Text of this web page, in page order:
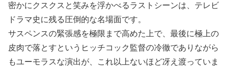
密かにクスクスと笑みを浮かべるラストシーンは、テレビ
ドラマ史に残る圧倒的な名場面です。
サスペンスの緊張感を極限まで高めた上で、最後に極上の
皮肉で落とすというヒッチコック監督の冷徹でありながら
もユーモラスな演出が、これ以上ないほど冴え渡っていま